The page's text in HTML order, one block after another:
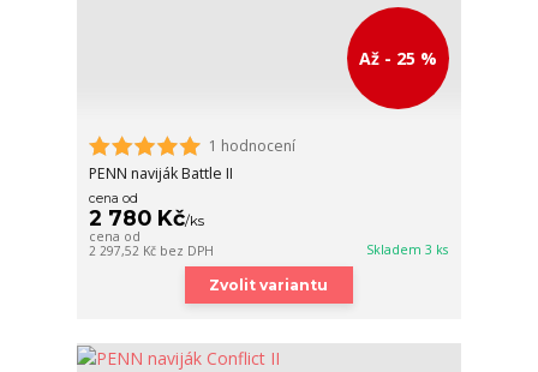
Až - 25 %
1 hodnocení
PENN naviják Battle II
cena od
2 780 Kč/ks
cena od
2 297,52 Kč bez DPH Skladem 3 ks
Zvolit variantu